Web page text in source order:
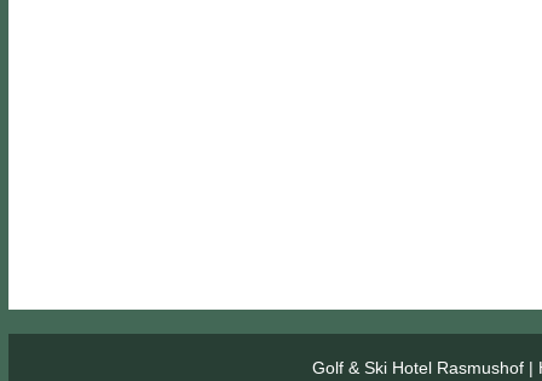
Golf & Ski Hotel Rasmushof|